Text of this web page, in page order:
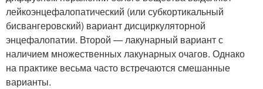
лейкоэнцефалопатический (или субкортикальный
бисвангеровский) вариант дисциркуляторной
энцефалопатии. Второй — лакунарный вариант с
наличием множественных лакунарных очагов. Однако
на практике весьма часто встречаются смешанные
варианты.